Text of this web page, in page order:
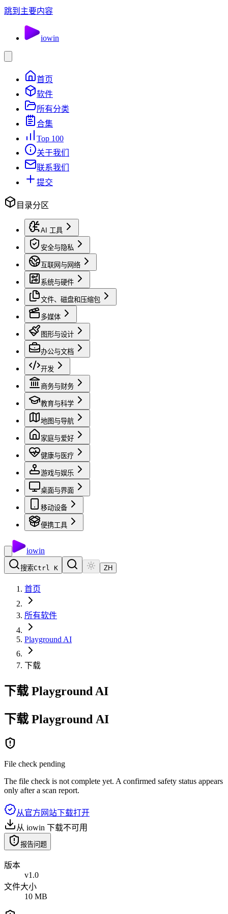
跳到主要内容
iowin
首页
软件
所有分类
合集
Top 100
关于我们
联系我们
提交
目录分区
AI 工具
安全与隐私
互联网与网络
系统与硬件
文件、磁盘和压缩包
多媒体
图形与设计
办公与文档
开发
商务与财务
教育与科学
地图与导航
家庭与爱好
健康与医疗
游戏与娱乐
桌面与界面
移动设备
便携工具
iowin
搜索Ctrl K ZH
首页
所有软件
Playground AI
下载
下载 Playground AI
下载 Playground AI
File check pending
The file check is not complete yet. A confirmed safety status appears
only after a scan report.
从官方网站下载打开
从 iowin 下载不可用
报告问题
版本
v1.0
文件大小
10 MB